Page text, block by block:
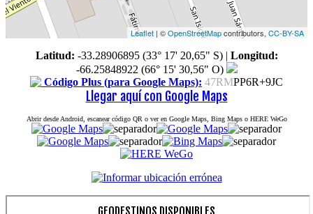
Leaflet | ©OpenStreetMapcontributors, CC-BY-SA
Latitud: -33.28906895 (33° 17' 20,65" S)| Longitud:
-66.25848922 (66° 15' 30,56" O)
Código Plus (para Google Maps): 47RMPP6R+9JC
Llegar aquí con Google Maps
Abrir desde Android, escanear código QR o ver en Google Maps, Bing Maps o HERE WeGo
GEODESTINOS DISPONIBLES